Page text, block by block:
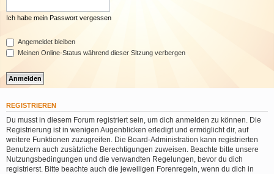
Ich habe mein Passwort vergessen
Angemeldet bleiben
Meinen Online-Status während dieser Sitzung verbergen
REGISTRIEREN
Du musst in diesem Forum registriert sein, um dich anmelden zu können. Die
Registrierung ist in wenigen Augenblicken erledigt und ermöglicht dir, auf
weitere Funktionen zuzugreifen. Die Board-Administration kann registrierten
Benutzern auch zusätzliche Berechtigungen zuweisen. Beachte bitte unsere
Nutzungsbedingungen und die verwandten Regelungen, bevor du dich
registrierst. Bitte beachte auch die jeweiligen Forenregeln, wenn du dich in